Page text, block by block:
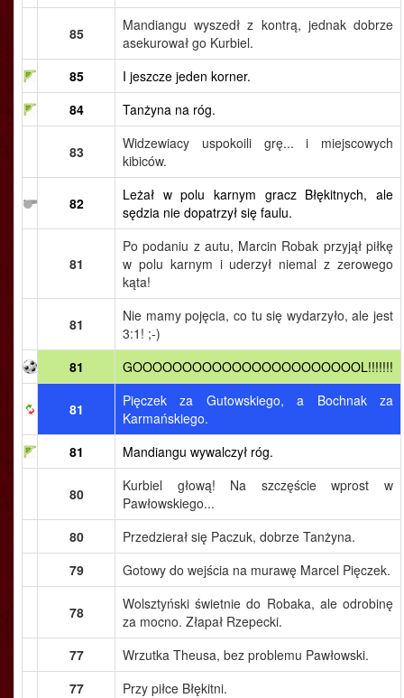
85
Mandiangu wyszedł z kontrą, jednak dobrze
asekurował go Kurbiel.
85
I jeszcze jeden korner.
84
Tanżyna na róg.
83
Widzewiacy uspokoili grę... i miejscowych
kibiców.
82
Leżał w polu karnym gracz Błękitnych, ale
sędzia nie dopatrzył się faulu.
81
Po podaniu z autu, Marcin Robak przyjął piłkę
w polu karnym i uderzył niemal z zerowego
kąta!
81
Nie mamy pojęcia, co tu się wydarzyło, ale jest
3:1! ;-)
81
GOOOOOOOOOOOOOOOOOOOOOOOL!!!!!!!
81
Pięczek za Gutowskiego, a Bochnak za
Karmańskiego.
81
Mandiangu wywalczył róg.
80
Kurbiel głową! Na szczęście wprost w
Pawłowskiego...
80
Przedzierał się Paczuk, dobrze Tanżyna.
79
Gotowy do wejścia na murawę Marcel Pięczek.
78
Wolsztyński świetnie do Robaka, ale odrobinę
za mocno. Złapał Rzepecki.
77
Wrzutka Theusa, bez problemu Pawłowski.
77
Przy piłce Błękitni.